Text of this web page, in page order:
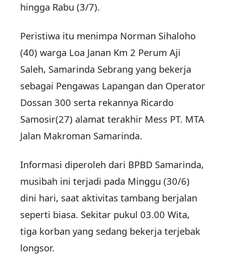
hingga Rabu (3/7).
Peristiwa itu menimpa Norman Sihaloho
(40) warga Loa Janan Km 2 Perum Aji
Saleh, Samarinda Sebrang yang bekerja
sebagai Pengawas Lapangan dan Operator
Dossan 300 serta rekannya Ricardo
Samosir(27) alamat terakhir Mess PT. MTA
Jalan Makroman Samarinda.
Informasi diperoleh dari BPBD Samarinda,
musibah ini terjadi pada Minggu (30/6)
dini hari, saat aktivitas tambang berjalan
seperti biasa. Sekitar pukul 03.00 Wita,
tiga korban yang sedang bekerja terjebak
longsor.